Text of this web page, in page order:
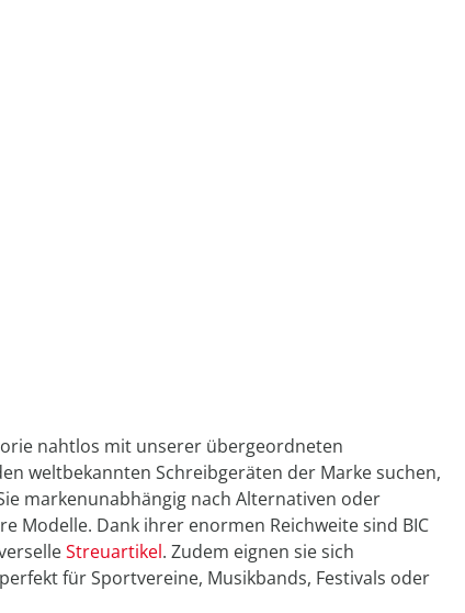
nahtlos mit unserer übergeordneten
weltbekannten Schreibgeräten der Marke suchen,
markenunabhängig nach Alternativen oder
Modelle. Dank ihrer enormen Reichweite sind BIC
Streuartikel. Zudem eignen sie sich
für Sportvereine, Musikbands, Festivals oder